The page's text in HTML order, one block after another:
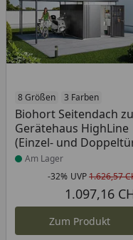
8 Größen 3 Farben
Biohort Seitendach zu
Gerätehaus HighLine
(Einzel- und
Produkt am Lager
Am Lager
-32% UVP1.626,57
1.097,16
Zum Produkt